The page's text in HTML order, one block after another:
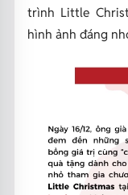
trình Little
hình ảnh đáng